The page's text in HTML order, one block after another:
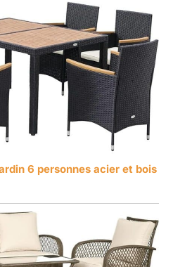
6 personnes acier et bois